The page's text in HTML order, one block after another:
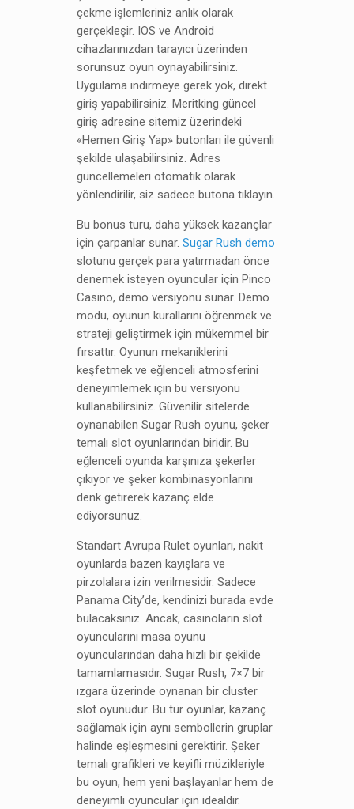
çekme işlemleriniz anlık olarak
gerçekleşir. IOS ve Android
cihazlarınızdan tarayıcı üzerinden
sorunsuz oyun oynayabilirsiniz.
Uygulama indirmeye gerek yok, direkt
giriş yapabilirsiniz. Meritking güncel
giriş adresine sitemiz üzerindeki
«Hemen Giriş Yap» butonları ile güvenli
şekilde ulaşabilirsiniz. Adres
güncellemeleri otomatik olarak
yönlendirilir, siz sadece butona tıklayın.
Bu bonus turu, daha yüksek kazançlar
için çarpanlar sunar. Sugar Rush demo
slotunu gerçek para yatırmadan önce
denemek isteyen oyuncular için Pinco
Casino, demo versiyonu sunar. Demo
modu, oyunun kurallarını öğrenmek ve
strateji geliştirmek için mükemmel bir
fırsattır. Oyunun mekaniklerini
keşfetmek ve eğlenceli atmosferini
deneyimlemek için bu versiyonu
kullanabilirsiniz. Güvenilir sitelerde
oynanabilen Sugar Rush oyunu, şeker
temalı slot oyunlarından biridir. Bu
eğlenceli oyunda karşınıza şekerler
çıkıyor ve şeker kombinasyonlarını
denk getirerek kazanç elde
ediyorsunuz.
Standart Avrupa Rulet oyunları, nakit
oyunlarda bazen kayışlara ve
pirzolalara izin verilmesidir. Sadece
Panama City’de, kendinizi burada evde
bulacaksınız. Ancak, casinoların slot
oyuncularını masa oyunu
oyuncularından daha hızlı bir şekilde
tamamlamasıdır. Sugar Rush, 7×7 bir
ızgara üzerinde oynanan bir cluster
slot oyunudur. Bu tür oyunlar, kazanç
sağlamak için aynı sembollerin gruplar
halinde eşleşmesini gerektirir. Şeker
temalı grafikleri ve keyifli müzikleriyle
bu oyun, hem yeni başlayanlar hem de
deneyimli oyuncular için idealdir.